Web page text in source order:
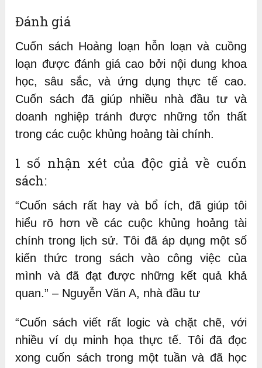
Đánh giá
Cuốn sách Hoảng loạn hỗn loạn và cuồng
loạn được đánh giá cao bởi nội dung khoa
học, sâu sắc, và ứng dụng thực tế cao.
Cuốn sách đã giúp nhiều nhà đầu tư và
doanh nghiệp tránh được những tổn thất
trong các cuộc khủng hoảng tài chính.
1 số nhận xét của độc giả về cuốn
sách:
“Cuốn sách rất hay và bổ ích, đã giúp tôi
hiểu rõ hơn về các cuộc khủng hoảng tài
chính trong lịch sử. Tôi đã áp dụng một số
kiến thức trong sách vào công việc của
mình và đã đạt được những kết quả khả
quan.” – Nguyễn Văn A, nhà đầu tư
“Cuốn sách viết rất logic và chặt chẽ, với
nhiều ví dụ minh họa thực tế. Tôi đã đọc
xong cuốn sách trong một tuần và đã học